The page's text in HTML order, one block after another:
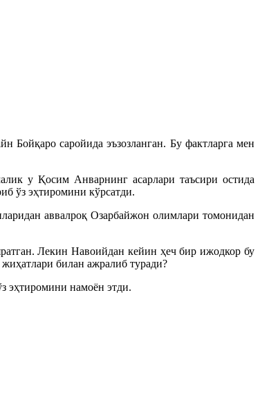
Бойқаро саройида эъзозланган. Бу фактларга мен
у Қосим Анварнинг асарлари таъсири остида
ўз эҳтиромини кўрсатди.
аввалроқ Озарбайжон олимлари томонидан
Лекин Навоийдан кейин ҳеч бир ижодкор бу
билан ажралиб туради?
эҳтиромини намоён этди.